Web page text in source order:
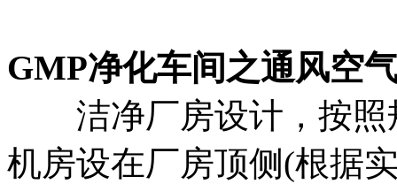
GMP净化车间之通风空
洁净厂房设计，按照
机房设在厂房顶侧(根据